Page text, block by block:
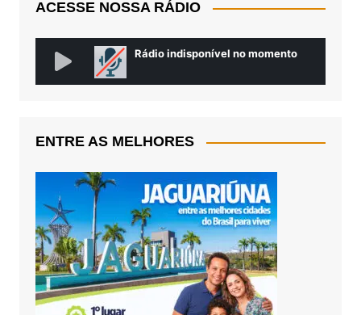
ACESSE NOSSA RÁDIO
ENTRE AS MELHORES